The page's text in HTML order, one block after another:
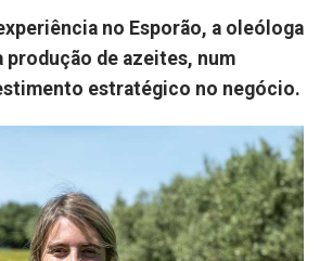
no Esporão, a oleóloga
produção de azeites, num
estratégico no negócio.